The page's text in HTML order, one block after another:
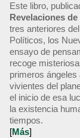
Este libro,
Revelaciones
tres anteriores
Políticos, los
ensayo de
recoge
primeros
vivientes del
el inicio de esa
la existencia
tiempos.
[Más]